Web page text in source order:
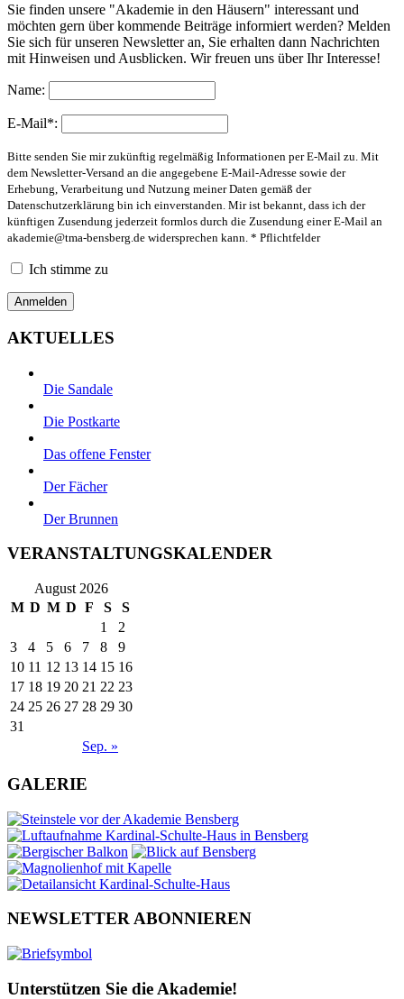
Sie finden unsere "Akademie in den Häusern" interessant und
möchten gern über kommende Beiträge informiert werden? Melden
Sie sich für unseren Newsletter an, Sie erhalten dann Nachrichten
mit Hinweisen und Ausblicken. Wir freuen uns über Ihr Interesse!
Name:
E-Mail*:
Bitte senden Sie mir zukünftig regelmäßig Informationen per E-Mail zu. Mit
dem Newsletter-Versand an die angegebene E-Mail-Adresse sowie der
Erhebung, Verarbeitung und Nutzung meiner Daten gemäß der
Datenschutzerklärung bin ich einverstanden. Mir ist bekannt, dass ich der
künftigen Zusendung jederzeit formlos durch die Zusendung einer E-Mail an
akademie@tma-bensberg.de widersprechen kann. * Pflichtfelder
Ich stimme zu
AKTUELLES
Die Sandale
Die Postkarte
Das offene Fenster
Der Fächer
Der Brunnen
VERANSTALTUNGSKALENDER
August 2026
M D M D F S S
Sep. »
1
2
3
4 5 6 7 8
9
10 11 12 13 14 15 16
17 18 19 20 21 22 23
24 25 26 27 28 29 30
31
GALERIE
NEWSLETTER ABONNIEREN
Unterstützen Sie die Akademie!